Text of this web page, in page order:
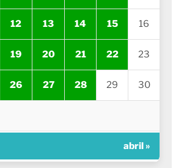
12 13 14 15 16
19 20 21 22 23
26 27 28 29 30
abril »